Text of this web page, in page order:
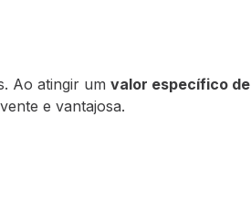
Ao atingir um valor específico de
e vantajosa.